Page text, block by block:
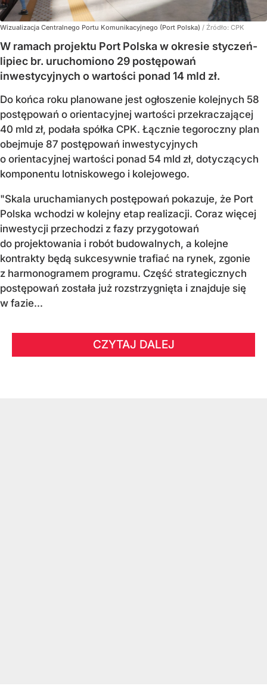
Wizualizacja Centralnego Portu Komunikacyjnego (Port Polska) / Źródło: CPK
W ramach projektu Port Polska w okresie styczeń-
lipiec br. uruchomiono 29 postępowań
inwestycyjnych o wartości ponad 14 mld zł.
Do końca roku planowane jest ogłoszenie kolejnych 58
postępowań o orientacyjnej wartości przekraczającej
40 mld zł, podała spółka CPK. Łącznie tegoroczny plan
obejmuje 87 postępowań inwestycyjnych
o orientacyjnej wartości ponad 54 mld zł, dotyczących
komponentu lotniskowego i kolejowego.
"Skala uruchamianych postępowań pokazuje, że Port
Polska wchodzi w kolejny etap realizacji. Coraz więcej
inwestycji przechodzi z fazy przygotowań
do projektowania i robót budowalnych, a kolejne
kontrakty będą sukcesywnie trafiać na rynek, zgonie
z harmonogramem programu. Część strategicznych
postępowań została już rozstrzygnięta i znajduje się
w fazie...
CZYTAJ DALEJ